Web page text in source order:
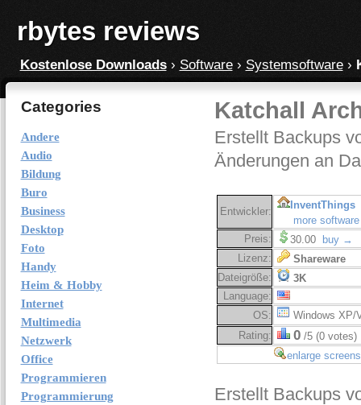
rbytes reviews
Kostenlose Downloads› Software› Systemsoftware›
Categories
Andere
Audio
Bildung
Buro
Business
Desktop
Foto
Handy
Heim & Hobby
Internet
Multimedia
Netzwerk
Office
Programmieren
Programmierung
Katchall
Erstellt Backups
Änderungen an
Entwickler:
InventThings
more
Preis:
30.00
buy →
Lizenz:
Shareware
Dateigröße:
3K
Language:
OS:
Windows XP/
Rating:
0/5 (0 votes)
enlarge
Erstellt Backups